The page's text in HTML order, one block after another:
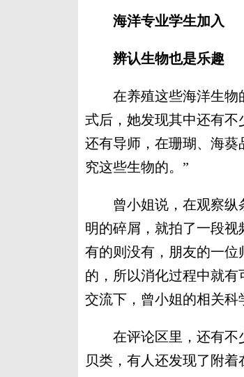
海洋专业学生加入
辨认生物也是乐趣
在养殖这些海洋生物
式后，她发现其中还有不
还有导师，在珊瑚、海
究这些生物的。”
曾小姐说，在观察纵条
明的碎屑，就拍了一段视
有的则没有，朋友的一
的，所以消化过程中就
交流下，曾小姐的相关科
在评论区里，还有不少
贝类，有人还发现了附着